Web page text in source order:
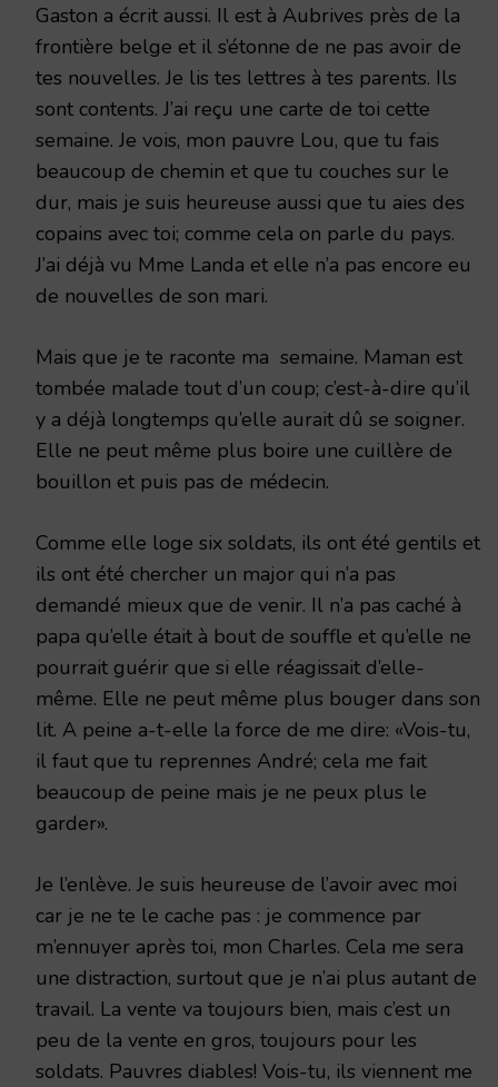
Gaston a écrit aussi. Il est à Aubrives près de la
frontière belge et il s’étonne de ne pas avoir de
tes nouvelles. Je lis tes lettres à tes parents. Ils
sont contents. J’ai reçu une carte de toi cette
semaine. Je vois, mon pauvre Lou, que tu fais
beaucoup de chemin et que tu couches sur le
dur, mais je suis heureuse aussi que tu aies des
copains avec toi; comme cela on parle du pays.
J’ai déjà vu Mme Landa et elle n’a pas encore eu
de nouvelles de son mari.
Mais que je te raconte ma semaine. Maman est
tombée malade tout d’un coup; c’est-à-dire qu’il
y a déjà longtemps qu’elle aurait dû se soigner.
Elle ne peut même plus boire une cuillère de
bouillon et puis pas de médecin.
Comme elle loge six soldats, ils ont été gentils et
ils ont été chercher un major qui n’a pas
demandé mieux que de venir. Il n’a pas caché à
papa qu’elle était à bout de souffle et qu’elle ne
pourrait guérir que si elle réagissait d’elle-
même. Elle ne peut même plus bouger dans son
lit. A peine a-t-elle la force de me dire: «Vois-tu,
il faut que tu reprennes André; cela me fait
beaucoup de peine mais je ne peux plus le
garder».
Je l’enlève. Je suis heureuse de l’avoir avec moi
car je ne te le cache pas : je commence par
m’ennuyer après toi, mon Charles. Cela me sera
une distraction, surtout que je n’ai plus autant de
travail. La vente va toujours bien, mais c’est un
peu de la vente en gros, toujours pour les
soldats. Pauvres diables! Vois-tu, ils viennent me